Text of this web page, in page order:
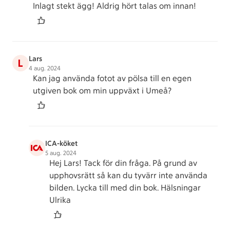
Inlagt stekt ägg! Aldrig hört talas om innan!
L Lars
4 aug. 2024
Kan jag använda fotot av pölsa till en egen
utgiven bok om min uppväxt i Umeå?
ICA-köket
5 aug. 2024
Hej Lars! Tack för din fråga. På grund av
upphovsrätt så kan du tyvärr inte använda
bilden. Lycka till med din bok. Hälsningar
Ulrika